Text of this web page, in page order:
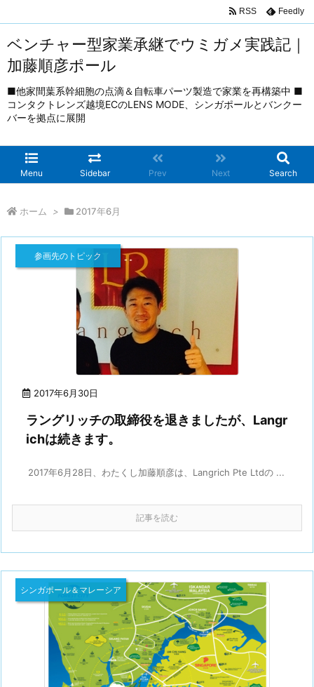
ベンチャー型家業承継でウミガメ実践記｜
加藤順彦ポール
■他家間葉系幹細胞の点滴＆自転車パーツ製造で家業を再構築中 ■
コンタクトレンズ越境ECのLENS MODE、シンガポールとバンクー
バーを拠点に展開
Menu Sidebar Prev Next Search
RSS Feedly
ホーム > 2017年6月
2017年6月30日
参画先のトピック
ラングリッチの取締役を退きましたが、Langr
ichは続きます。
2017年6月28日、わたくし加藤順彦は、Langrich Pte Ltdの ...
記事を読む
シンガポール＆マレーシア